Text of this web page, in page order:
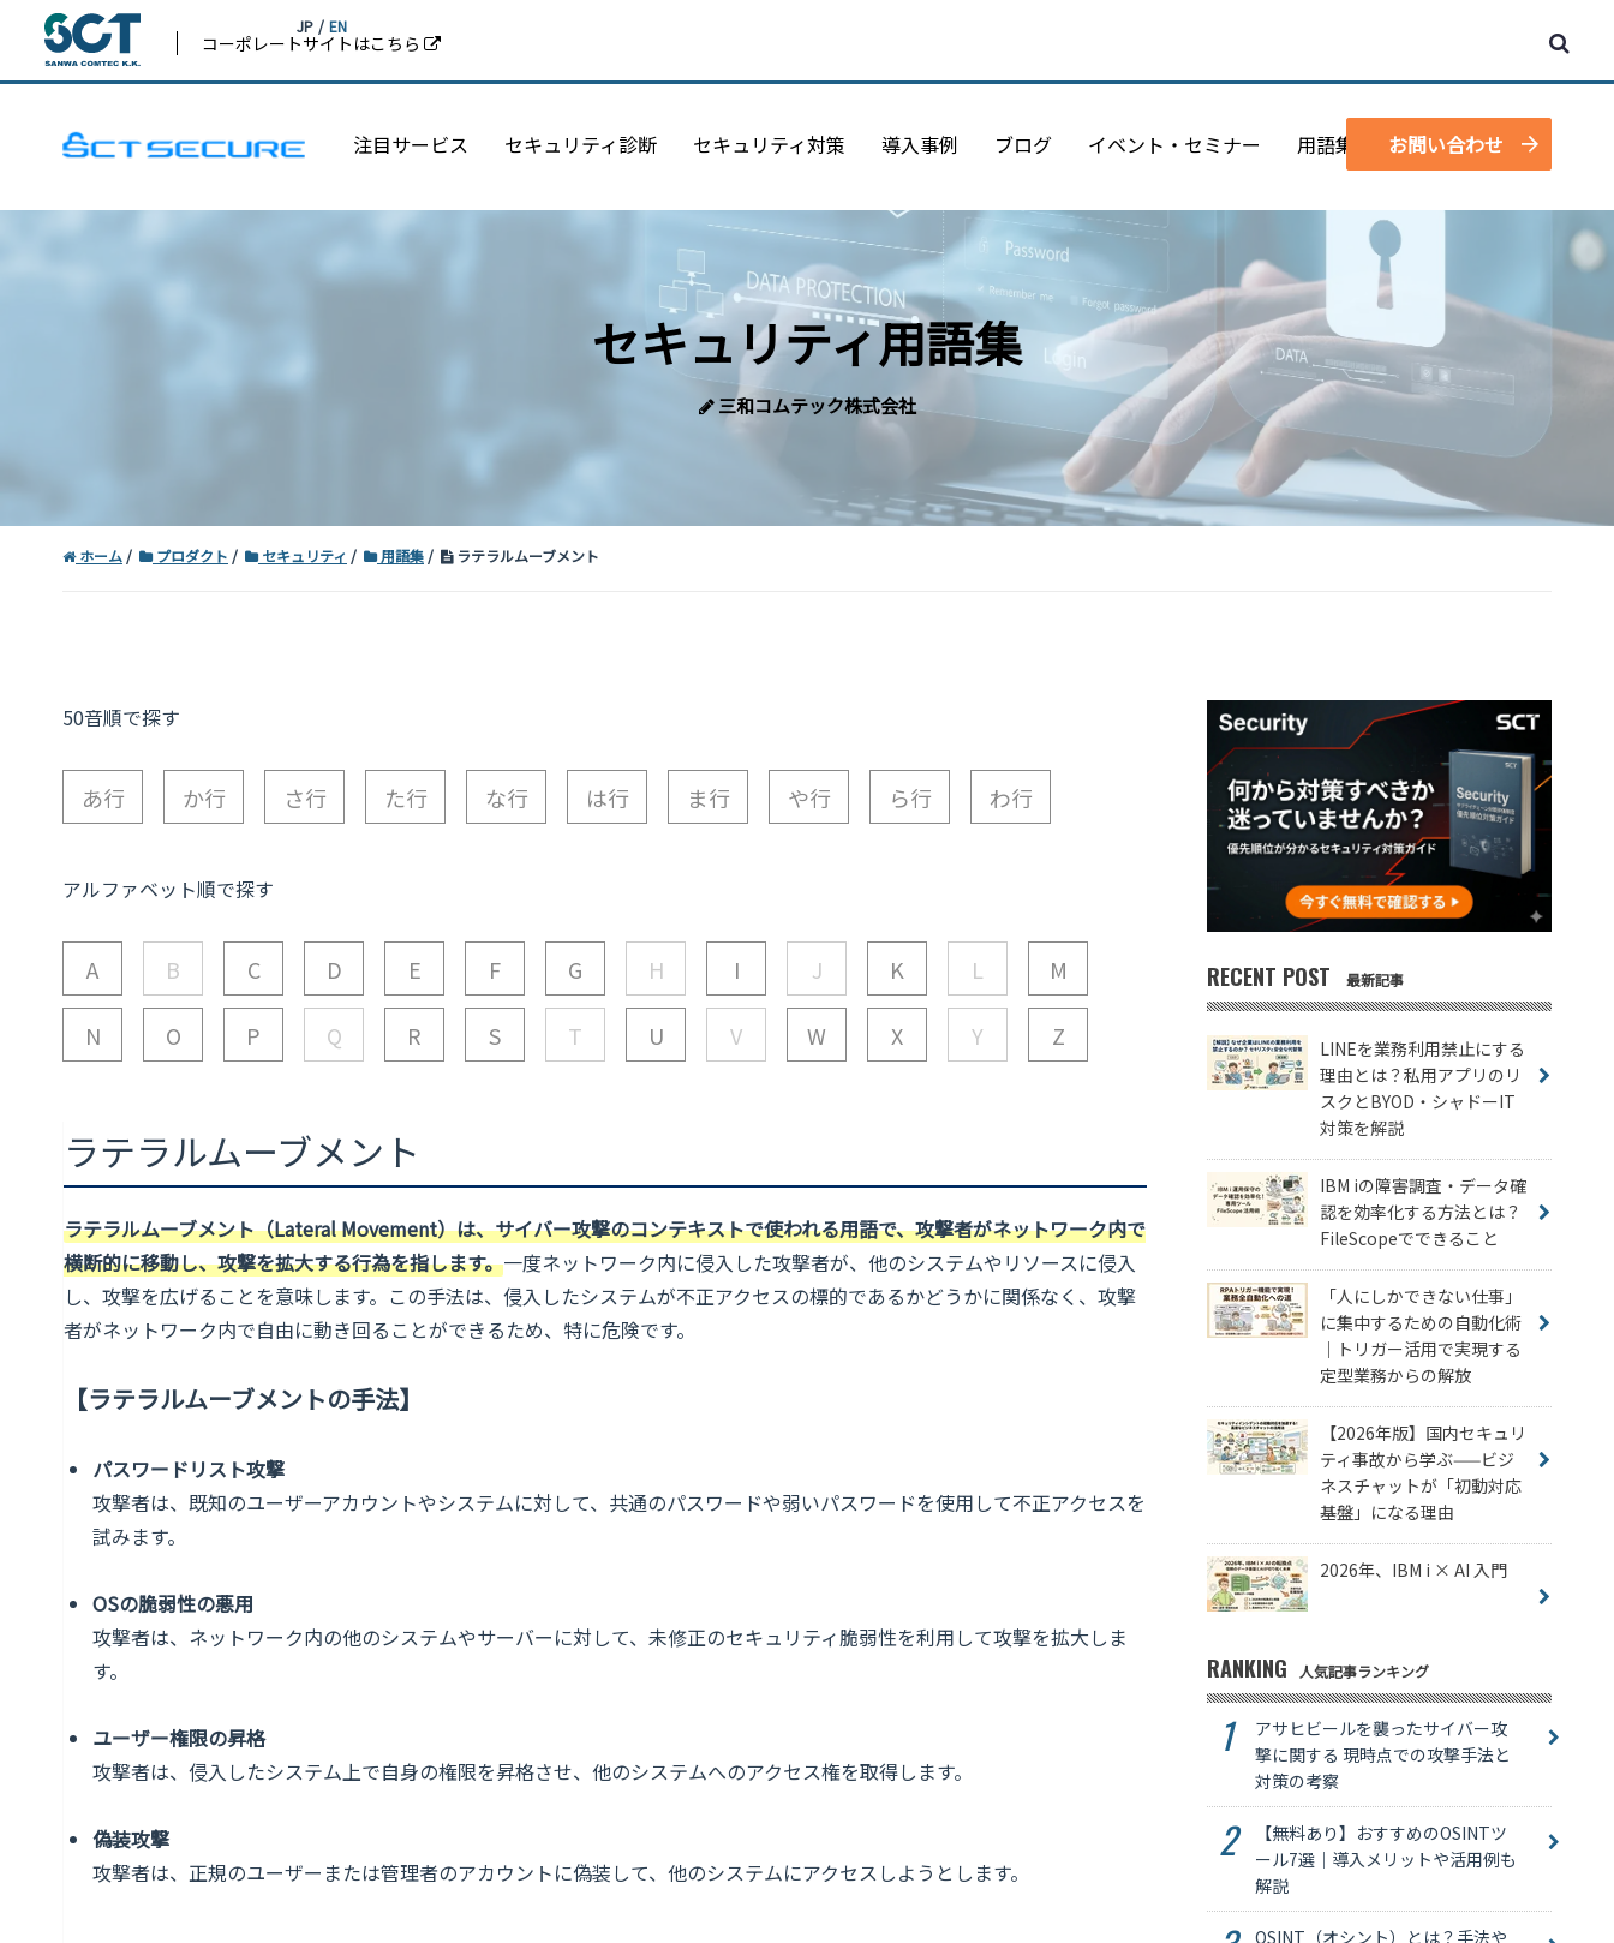
コーポレートサイトはこちら
JP / EN
注目サービス セキュリティ診断 セキュリティ対策 導入事例 ブログ イベント・セミナー 用語集 資料請求
お問い合わせ
セキュリティ用語集
三和コムテック株式会社
ホーム プロダクト セキュリティ 用語集 ラテラルムーブメント
50音順で探す
あ行 か行 さ行 た行 な行 は行 ま行 や行 ら行 わ行
アルファベット順で探す
A B C D E F G H I J K L M
N O P Q R S T U V W X Y Z
ラテラルムーブメント
ラテラルムーブメント（Lateral Movement）は、サイバー攻撃のコンテキストで使われる用語で、攻撃者がネットワーク内で
横断的に移動し、攻撃を拡大する行為を指します。一度ネットワーク内に侵入した攻撃者が、他のシステムやリソースに侵入
し、攻撃を広げることを意味します。この手法は、侵入したシステムが不正アクセスの標的であるかどうかに関係なく、攻撃
者がネットワーク内で自由に動き回ることができるため、特に危険です。
【ラテラルムーブメントの手法】
パスワードリスト攻撃
攻撃者は、既知のユーザーアカウントやシステムに対して、共通のパスワードや弱いパスワードを使用して不正アクセスを
試みます。
OSの脆弱性の悪用
攻撃者は、ネットワーク内の他のシステムやサーバーに対して、未修正のセキュリティ脆弱性を利用して攻撃を拡大しま
す。
ユーザー権限の昇格
攻撃者は、侵入したシステム上で自身の権限を昇格させ、他のシステムへのアクセス権を取得します。
偽装攻撃
攻撃者は、正規のユーザーまたは管理者のアカウントに偽装して、他のシステムにアクセスしようとします。
RECENT POST 最新記事
LINEを業務利用禁止にする
理由とは？私用アプリのリ
スクとBYOD・シャドーIT
対策を解説
IBM iの障害調査・データ確
認を効率化する方法とは？
FileScopeでできること
「人にしかできない仕事」
に集中するための自動化術
｜トリガー活用で実現する
定型業務からの解放
【2026年版】国内セキュリ
ティ事故から学ぶ——ビジ
ネスチャットが「初動対応
基盤」になる理由
2026年、IBM i × AI 入門
RANKING 人気記事ランキング
アサヒビールを襲ったサイバー攻
撃に関する 現時点での攻撃手法と
対策の考察
【無料あり】おすすめのOSINTツ
ール7選｜導入メリットや活用例も
解説
OSINT（オシント）とは？手法や